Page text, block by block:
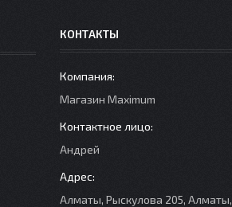
КОНТАКТЫ
Mагазин Maximum
Андрей
Алматы, Рыскулова 205, Алматы,